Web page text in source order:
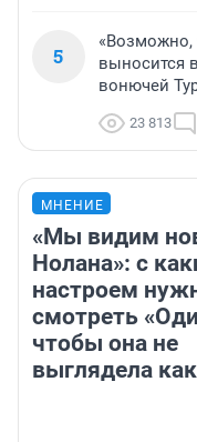
5
«Возможно,
выносится
вонючей
23 813
МНЕНИЕ
«Мы видим
Нолана»: с
настроем
смотреть
чтобы она не
выглядела